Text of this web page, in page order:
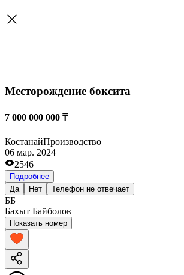
Месторождение боксита
7 000 000 000 ₸
КостанайПроизводство
06 мар. 2024
2546
Подробнее
Да
Нет Телефон не отвечает
ББ
Бахыт Байболов
Показать номер